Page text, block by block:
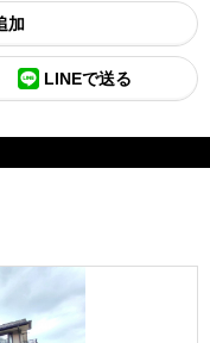
LINEで送る